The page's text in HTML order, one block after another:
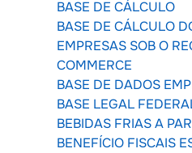
BASE DE CÁLCULO
BASE DE CÁLCULO
EMPRESAS SOB O
COMMERCE
BASE DE DADOS
BASE LEGAL
BEBIDAS FRIAS A
BENEFÍCIO FISCAIS